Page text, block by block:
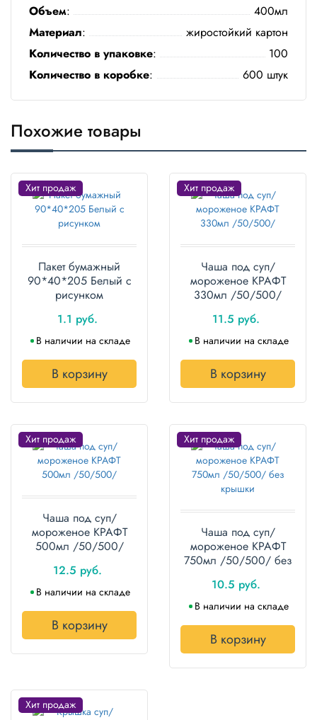
Товары
для
уборки
Салфетки
Полотенца
Туалетная
бумага
Все для
хранения и
транспортировки
Хозтовары
садоводов
Товары
барбекю
Объем:
400мл
Материал:
жиростойкий картон
Количество в упаковке:
100
Количество в коробке: 600 штук
Похожие товары
Хит продаж
Пакет бумажный
90*40*205 Белый с
рисунком
1.1 руб.
В наличии на складе
В корзину
Хит продаж
Чаша под суп/
мороженое КРАФТ
330мл /50/500/
11.5 руб.
В наличии на складе
В корзину
Хит продаж
Чаша под суп/
мороженое КРАФТ
500мл /50/500/
12.5 руб.
В наличии на складе
В корзину
Хит продаж
Чаша под суп/
мороженое КРАФТ
750мл /50/500/ без
10.5 руб.
В наличии на складе
В корзину
Хит продаж